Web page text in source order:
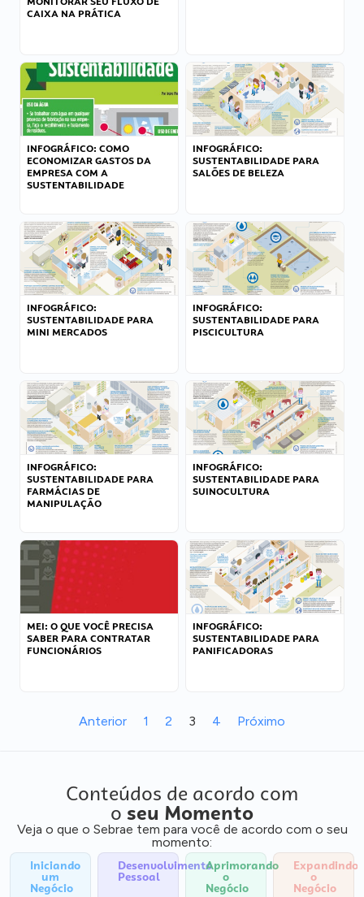
CAIXA NA PRÁTICA
INFOGRÁFICO: COMO
ECONOMIZAR GASTOS DA
EMPRESA COM A
SUSTENTABILIDADE
INFOGRÁFICO:
SUSTENTABILIDADE PARA
SALÕES DE BELEZA
INFOGRÁFICO:
SUSTENTABILIDADE PARA
MINI MERCADOS
INFOGRÁFICO:
SUSTENTABILIDADE PARA
PISCICULTURA
INFOGRÁFICO:
SUSTENTABILIDADE PARA
FARMÁCIAS DE
MANIPULAÇÃO
INFOGRÁFICO:
SUSTENTABILIDADE PARA
SUINOCULTURA
MEI: O QUE VOCÊ PRECISA
SABER PARA CONTRATAR
FUNCIONÁRIOS
INFOGRÁFICO:
SUSTENTABILIDADE PARA
PANIFICADORAS
Anterior 1 2 3 4 Próximo
Conteúdos de acordo com
o seu Momento
Veja o que o Sebrae tem para você de acordo com o seu
momento:
Iniciando
um
Negócio
Desenvolvimento
Pessoal
Aprimorando
o
Negócio
Expandindo
o
Negócio